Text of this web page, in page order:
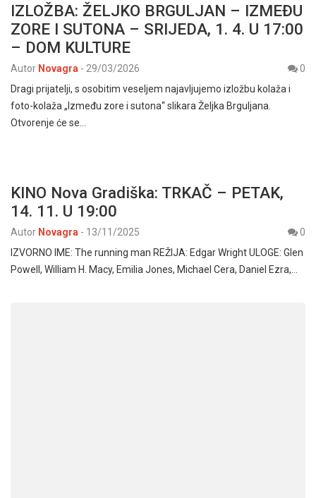
IZLOŽBA: ŽELJKO BRGULJAN – IZMEĐU
ZORE I SUTONA – SRIJEDA, 1. 4. U 17:00
– DOM KULTURE
Autor Novagra - 29/03/2026
0
Dragi prijatelji, s osobitim veseljem najavljujemo izložbu kolaža i
foto-kolaža „Između zore i sutona“ slikara Željka Brguljana.
Otvorenje će se…
KINO Nova Gradiška: TRKAČ – PETAK,
14. 11. U 19:00
Autor Novagra - 13/11/2025
0
IZVORNO IME: The running man REŽIJA: Edgar Wright ULOGE: Glen
Powell, William H. Macy, Emilia Jones, Michael Cera, Daniel Ezra,…